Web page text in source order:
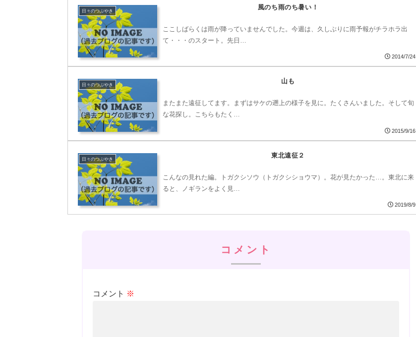
日々のつぶやき
風のち雨のち暑い！
ここしばらくは雨が降っていませんでした。今週は、久しぶりに雨予報がチラホラ出
て・・・のスタート。先日…
2014/7/24
日々のつぶやき
山も
またまた遠征してます。まずはサケの遡上の様子を見に。たくさんいました。そして旬
な花探し。こちらもたく…
2015/9/16
日々のつぶやき
東北遠征２
こんなの見れた編。トガクシソウ（トガクシショウマ）。花が見たかった…。東北に来
ると、ノギランをよく見…
2019/8/9
コメント
コメント ※